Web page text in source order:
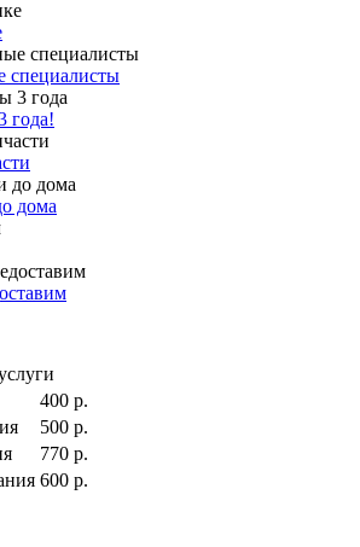
специалисты
года!
дома
400 р.
500 р.
770 р.
600 р.